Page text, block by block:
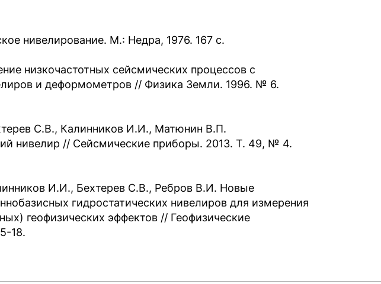
нивелирование. М.: Недра, 1976. 167 с.
низкочастотных сейсмических процессов с
и деформометров // Физика Земли. 1996. № 6.
С.В., Калинников И.И., Матюнин В.П.
нивелир // Сейсмические приборы. 2013. Т. 49, № 4.
И.И., Бехтерев С.В., Ребров В.И. Новые
гидростатических нивелиров для измерения
геофизических эффектов // Геофизические
18.